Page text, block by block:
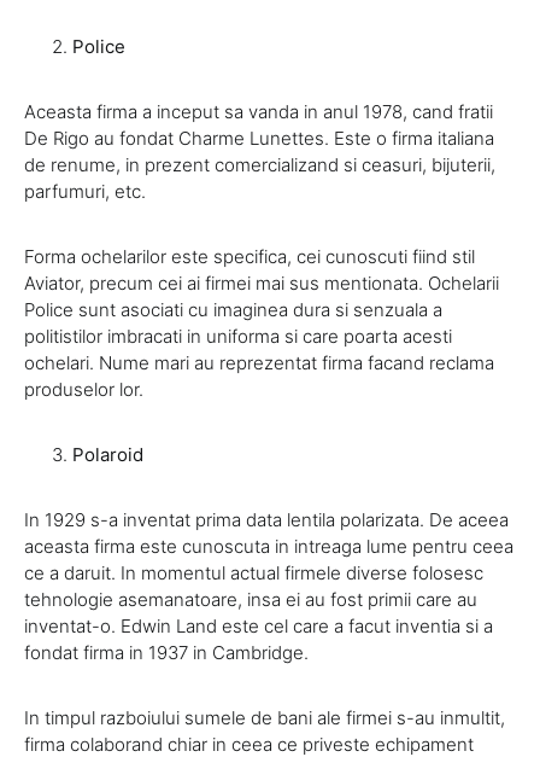
Police
Aceasta firma a inceput sa vanda in anul 1978, cand fratii
De Rigo au fondat Charme Lunettes. Este o firma italiana
de renume, in prezent comercializand si ceasuri, bijuterii,
parfumuri, etc.
Forma ochelarilor este specifica, cei cunoscuti fiind stil
Aviator, precum cei ai firmei mai sus mentionata. Ochelarii
Police sunt asociati cu imaginea dura si senzuala a
politistilor imbracati in uniforma si care poarta acesti
ochelari. Nume mari au reprezentat firma facand reclama
produselor lor.
Polaroid
In 1929 s-a inventat prima data lentila polarizata. De aceea
aceasta firma este cunoscuta in intreaga lume pentru ceea
ce a daruit. In momentul actual firmele diverse folosesc
tehnologie asemanatoare, insa ei au fost primii care au
inventat-o. Edwin Land este cel care a facut inventia si a
fondat firma in 1937 in Cambridge.
In timpul razboiului sumele de bani ale firmei s-au inmultit,
firma colaborand chiar in ceea ce priveste echipament